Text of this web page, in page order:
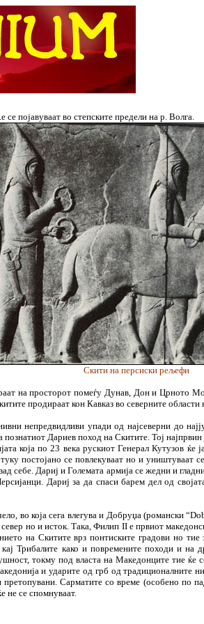
појавуваат во степските предели на р. Волга.
Скити на персиски рељефи
на просторот помеѓу Дунав, Дон и Црното
продираат кон Кавказ во северните
непредвидливи упади од најсеверни до
Дариев поход на Скитите. Тој
која по 23 века рускиот Генерал Кутузов ќе
постојано се повлекуваат но и уништуваат
себе. Дариј и Големата армија се жедни и
Дариј за да спаси барем дел од
во која сега влегува и Добруџа (романски
но и исток. Така, Филип II е првиот
на Скитите врз понтиските градови но тие
Трибалите како и повремените походи и на
токму под власта на Македонците тие ќе
и ударите од грб од традиционалните
Сарматите со време (особено по
не се спомнуваат.